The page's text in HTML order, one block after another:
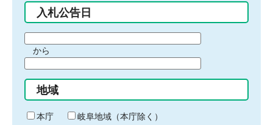
入札公告日
間
始
り
から
間
終
わ
地域
本庁
岐阜地域（本庁除く）